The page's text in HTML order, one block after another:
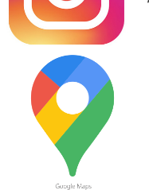
2024/3/12
スカ！ハピスタ『美味し
ごはん器のお店 らいすぼ
2024/3/12
≪マガジンで掲載されま
守山小牧2019-2020